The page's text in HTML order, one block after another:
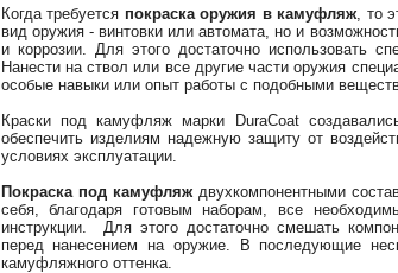
Когда требуется покраска оружия в камуфляж, то
вид оружия - винтовки или автомата, но и
и коррозии. Для этого достаточно использовать
Нанести на ствол или все другие части оружия
особые навыки или опыт работы с подобными
Краски под камуфляж марки DuraCoat
обеспечить изделиям надежную защиту от
условиях эксплуатации.
Покраска под камуфляж двухкомпонентными
себя, благодаря готовым наборам, все
инструкции. Для этого достаточно смешать
перед нанесением на оружие. В последующие
камуфляжного оттенка.